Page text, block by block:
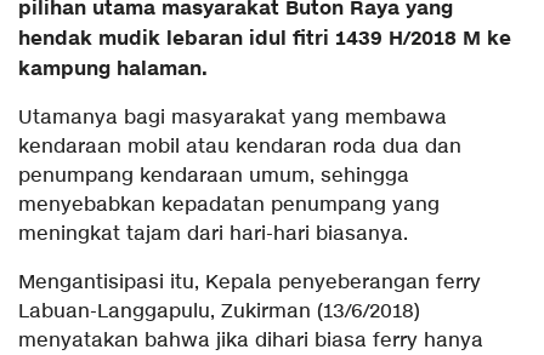
pilihan utama masyarakat Buton Raya yang
hendak mudik lebaran idul fitri 1439 H/2018 M ke
kampung halaman.
Utamanya bagi masyarakat yang membawa
kendaraan mobil atau kendaran roda dua dan
penumpang kendaraan umum, sehingga
menyebabkan kepadatan penumpang yang
meningkat tajam dari hari-hari biasanya.
Mengantisipasi itu, Kepala penyeberangan ferry
Labuan-Langgapulu, Zukirman (13/6/2018)
menyatakan bahwa jika dihari biasa ferry hanya